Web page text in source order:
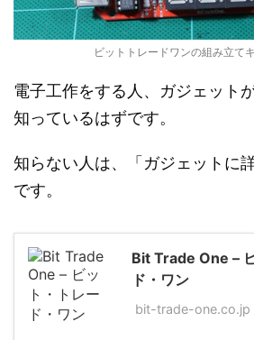
ビットトレードワンの組み立て
電子工作をする人、ガジェット
知っているはずです。
知らない人は、「ガジェットに
です。
Bit Trade One –
ド・ワン
bit-trade-one.co.jp